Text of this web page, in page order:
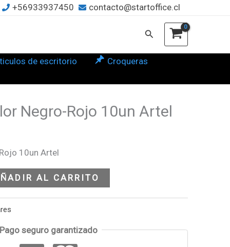
+56933937450 contacto@startoffice.cl
Buscar
de escritorio
Croqueras
Negro-Rojo 10un Artel
10un Artel
AL CARRITO
Pago seguro garantizado